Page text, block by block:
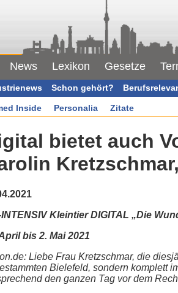
News Lexikon Gesetze
Schon gehört?
Inside Personalia Zitate
bietet auch
Kleintier DIGITAL „Die
bis 2. Mai 2021
Liebe Frau Kretzschmar, die
Bielefeld, sondern komplett
den ganzen Tag vor dem